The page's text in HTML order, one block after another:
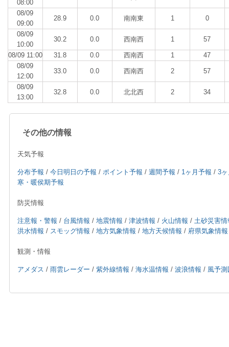
08:00
08/09
09:00
28.9 0.0 南南東 1 0
08/09
10:00
30.2 0.0 西南西 1 57
08/09 11:00 31.8 0.0 西南西 1
47
08/09
12:00
33.0 0.0 西南西 2 57
08/09
13:00
32.8 0.0 北北西 2 34
その他の情報
天気予報
分布予報 / 今日明日の予報 / ポイント予報 / 週間予報 / 1ヶ月予報 / 3
寒・暖侯期予報
防災情報
注意報・警報 / 台風情報 / 地震情報 / 津波情報 / 火山情報 / 土砂災害情
洪水情報 / スモッグ情報 / 地方気象情報 / 地方天候情報 / 府県気象情報
観測・情報
アメダス / 雨雲レーダー / 紫外線情報 / 海水温情報 / 波浪情報 / 風予測